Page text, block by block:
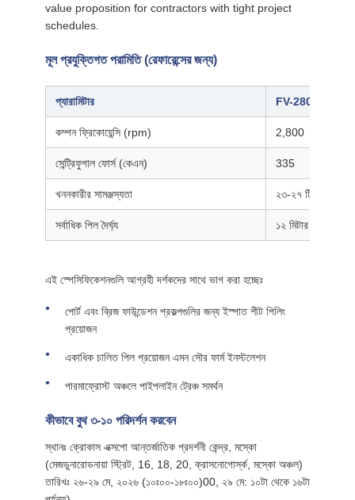
value proposition for contractors with tight project
schedules.
মূল প্রযুক্তিগত পরামিতি (রেফারেন্সের জন্য)
প্যারামিটার FV-280R
কম্পন ফ্রিকোয়েন্সি (rpm) 2,800
সেন্ট্রিফুগাল ফোর্স (কেএন) 335
খননকারীর সামঞ্জস্যতা ২৩-২৭ টি
সর্বাধিক পিল দৈর্ঘ্য ১২ মিটার
এই স্পেসিফিকেশনগুলি আগ্রহী দর্শকদের সাথে ভাগ করা হচ্ছেঃ
পোর্ট এবং ব্রিজ ফাউন্ডেশন প্রকল্পগুলির জন্য ইস্পাত শীট পিলিং
প্রয়োজন
একাধিক চালিত পিল প্রয়োজন এমন সৌর ফার্ম ইনস্টলেশন
পারমাফ্রোস্ট অঞ্চলে পাইপলাইন ট্রেঞ্চ সমর্থন
কীভাবে বুথ ৩-১০ পরিদর্শন করবেন
স্থানঃ ক্রোকাস এক্সপো আন্তর্জাতিক প্রদর্শনী কেন্দ্র, মস্কো
(মেজডুনারোডনায়া স্ট্রিট, 16, 18, 20, ক্রাসনোগোর্স্ক, মস্কো অঞ্চল)
তারিখঃ ২৬-২৯ মে, ২০২৬ (১০ঃ০০-১৮ঃ০০)00, ২৯ মে: ১০টা থেকে ১৬টা